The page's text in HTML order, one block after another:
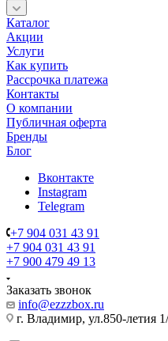
Каталог
Акции
Услуги
Как купить
Рассрочка платежа
Контакты
О компании
Публичная оферта
Бренды
Блог
Вконтакте
Instagram
Telegram
+7 904 031 43 91
+7 904 031 43 91
+7 900 479 49 13
Заказать звонок
info@ezzzbox.ru
г. Владимир, ул.850-летия